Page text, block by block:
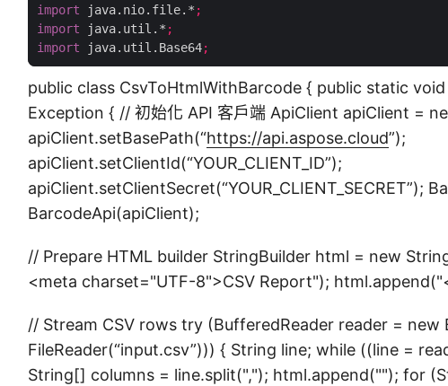
import java.nio.file.* ;
import java.util.* ;
import java.util.Base64;
public class CsvToHtmlWithBarcode { public static
Exception { // 初始化 API 客戶端 ApiClient apiClient =
apiClient.setBasePath(“https://api.aspose.cloud”);
apiClient.setClientId(“YOUR_CLIENT_ID”);
apiClient.setClientSecret(“YOUR_CLIENT_SECRET”);
BarcodeApi(apiClient);
// Prepare HTML builder StringBuilder html = new
<meta charset="UTF-8">CSV Report");
// Stream CSV rows try (BufferedReader reader = new
FileReader(“input.csv”))) { String line; while ((line =
String[] columns = line.split(","); html.append(""); for